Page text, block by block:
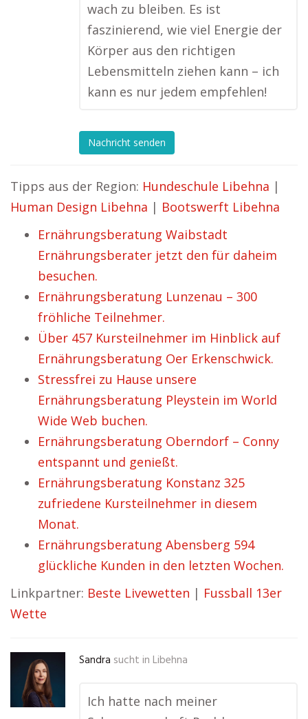
wach zu bleiben. Es ist
faszinierend, wie viel Energie der
Körper aus den richtigen
Lebensmitteln ziehen kann – ich
kann es nur jedem empfehlen!
Nachricht senden
Tipps aus der Region: Hundeschule Libehna |
Human Design Libehna | Bootswerft Libehna
Ernährungsberatung Waibstadt
Ernährungsberater jetzt den für daheim
besuchen.
Ernährungsberatung Lunzenau – 300
fröhliche Teilnehmer.
Über 457 Kursteilnehmer im Hinblick auf
Ernährungsberatung Oer Erkenschwick.
Stressfrei zu Hause unsere
Ernährungsberatung Pleystein im World
Wide Web buchen.
Ernährungsberatung Oberndorf – Conny
entspannt und genießt.
Ernährungsberatung Konstanz 325
zufriedene Kursteilnehmer in diesem
Monat.
Ernährungsberatung Abensberg 594
glückliche Kunden in den letzten Wochen.
Linkpartner: Beste Livewetten | Fussball 13er
Wette
Sandra sucht in Libehna
Ich hatte nach meiner